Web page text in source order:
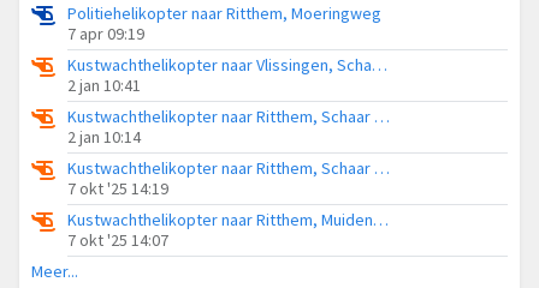
Politiehelikopter naar Ritthem, Moeringweg
7 apr 09:19
Kustwachthelikopter naar Vlissingen, Schaar van Spijkerplaat
2 jan 10:41
Kustwachthelikopter naar Ritthem, Schaar van Spijkerplaat
2 jan 10:14
Kustwachthelikopter naar Ritthem, Schaar van Spijkerplaat
7 okt '25 14:19
Kustwachthelikopter naar Ritthem, Muidenweg
7 okt '25 14:07
Meer...